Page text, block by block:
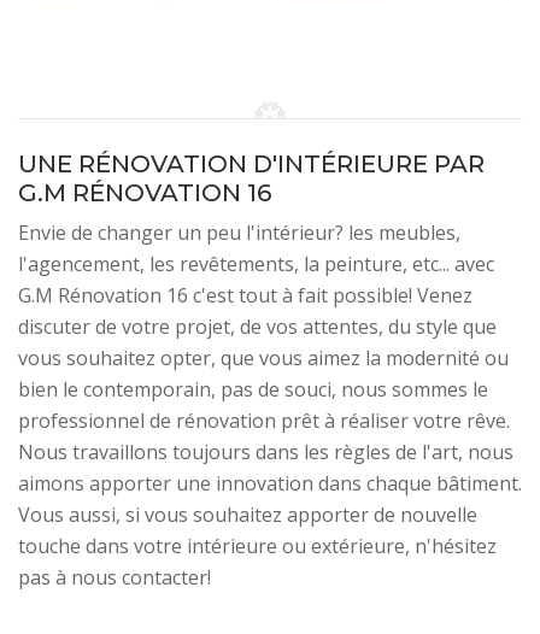
UNE RÉNOVATION D'INTÉRIEURE PAR
G.M RÉNOVATION 16
Envie de changer un peu l'intérieur? les meubles,
l'agencement, les revêtements, la peinture, etc... avec
G.M Rénovation 16 c'est tout à fait possible! Venez
discuter de votre projet, de vos attentes, du style que
vous souhaitez opter, que vous aimez la modernité ou
bien le contemporain, pas de souci, nous sommes le
professionnel de rénovation prêt à réaliser votre rêve.
Nous travaillons toujours dans les règles de l'art, nous
aimons apporter une innovation dans chaque bâtiment.
Vous aussi, si vous souhaitez apporter de nouvelle
touche dans votre intérieure ou extérieure, n'hésitez
pas à nous contacter!